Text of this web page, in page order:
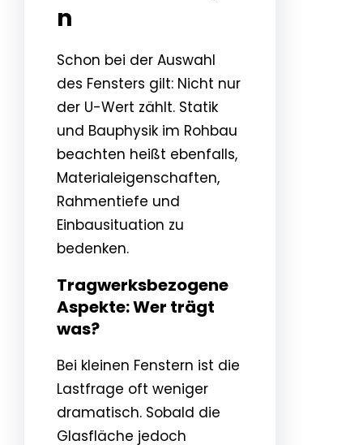
n
Schon bei der Auswahl
des Fensters gilt: Nicht nur
der U-Wert zählt. Statik
und Bauphysik im Rohbau
beachten heißt ebenfalls,
Materialeigenschaften,
Rahmentiefe und
Einbausituation zu
bedenken.
Tragwerksbezogene
Aspekte: Wer trägt
was?
Bei kleinen Fenstern ist die
Lastfrage oft weniger
dramatisch. Sobald die
Glasfläche jedoch